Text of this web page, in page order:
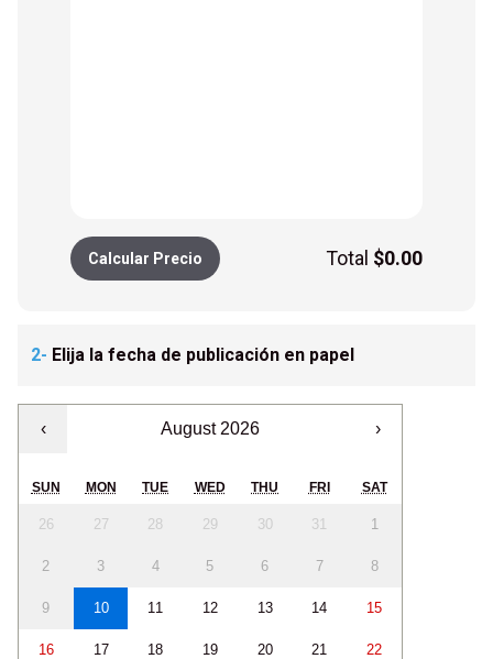
Calcular Precio Total $0.00
2- Elija la fecha de publicación en papel
‹ August 2026 ›
SUN MON TUE WED THU FRI SAT
26 27 28 29 30 31 1
2 3 4 5 6 7 8
9 10 11 12 13 14 15
16 17 18 19 20 21 22